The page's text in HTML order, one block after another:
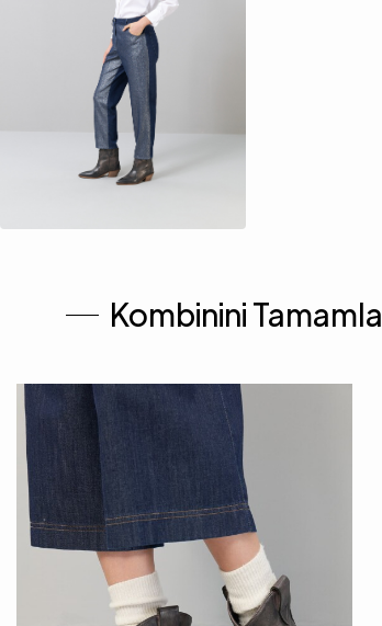
Kombinini Tamamla